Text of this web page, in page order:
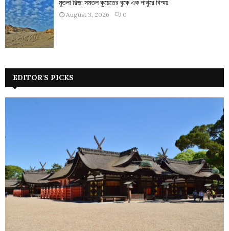
মুতলা রিজ: সমতল কুয়েতের বুকে এক পাথুরে বিস্ময়
August 3, 2026 0
EDITOR'S PICKS